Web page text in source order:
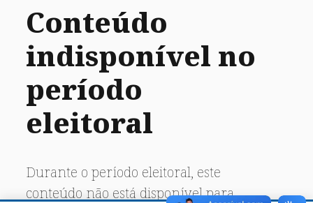
Conteúdo
indisponível no
período
eleitoral
Durante o período eleitoral, este
conteúdo não está disponível para